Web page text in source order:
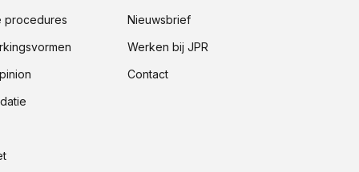
procedures
Nieuwsbrief
Werken bij JPR
Contact